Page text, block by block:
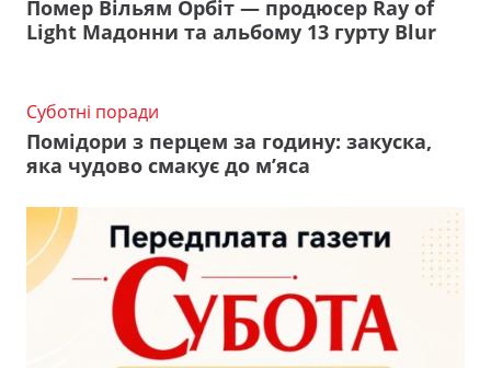
Помер Вільям Орбіт — продюсер Ray of
Light Мадонни та альбому 13 гурту Blur
Суботні поради
Помідори з перцем за годину: закуска,
яка чудово смакує до м’яса